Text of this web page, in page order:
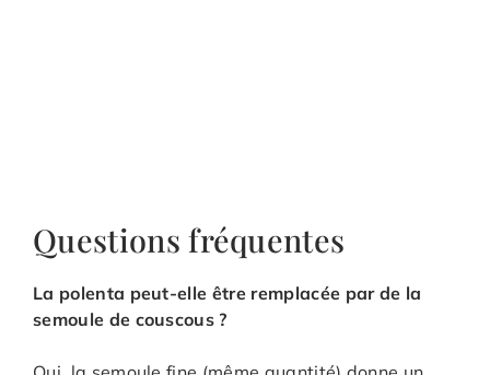
Questions fréquentes
La polenta peut-elle être remplacée par de la
semoule de couscous ?